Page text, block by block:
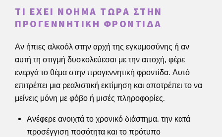
ΤΙ ΈΧΕΙ ΝΌΗΜΑ ΤΏΡΑ ΣΤΗΝ
ΠΡΟΓΕΝΝΗΤΙΚΉ ΦΡΟΝΤΊΔΑ
Αν ήπιες αλκοόλ στην αρχή της εγκυμοσύνης ή αν
αυτή τη στιγμή δυσκολεύεσαι με την αποχή, φέρε
ενεργά το θέμα στην προγεννητική φροντίδα. Αυτό
επιτρέπει μια ρεαλιστική εκτίμηση και αποτρέπει το να
μείνεις μόνη με φόβο ή μισές πληροφορίες.
Ανέφερε ανοιχτά το χρονικό διάστημα, την κατά
προσέγγιση ποσότητα και το πρότυπο